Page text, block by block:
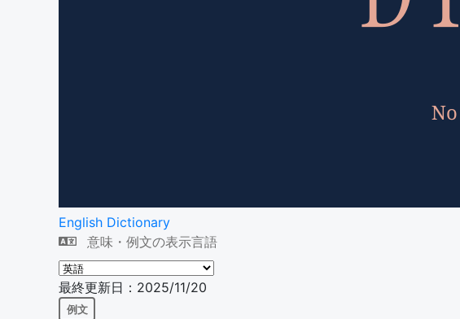
English Dictionary
意味・例文の表示言語
最終更新日：2025/11/20
例文